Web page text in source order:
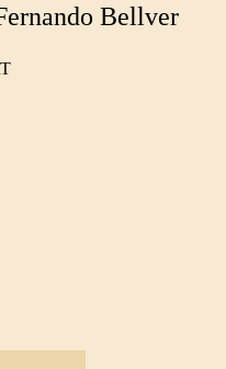
Bellver